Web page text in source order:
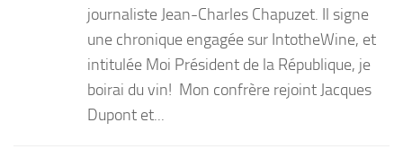
journaliste Jean-Charles Chapuzet. Il signe
une chronique engagée sur IntotheWine, et
intitulée Moi Président de la République, je
boirai du vin! Mon confrère rejoint Jacques
Dupont et...